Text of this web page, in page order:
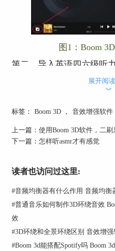
图1：Boom
第二、导入英语四六级听
我们可以将听力材料的文
的区域，也可以点击右上
图2：导入英语
展开阅
︾
标签： Boom 3D ， 音效增强软件
上一篇： 使用Boom 3D软件，二
下一篇： 怎样听asmr才有感觉
读者也访问过这里:
#音频均衡器有什么作用 音频均衡
#普通音乐如何制作3D环绕音效
效
#3D环绕和全景环绕区别 音效增
#Boom 3d能搭配Spotify吗 Boom